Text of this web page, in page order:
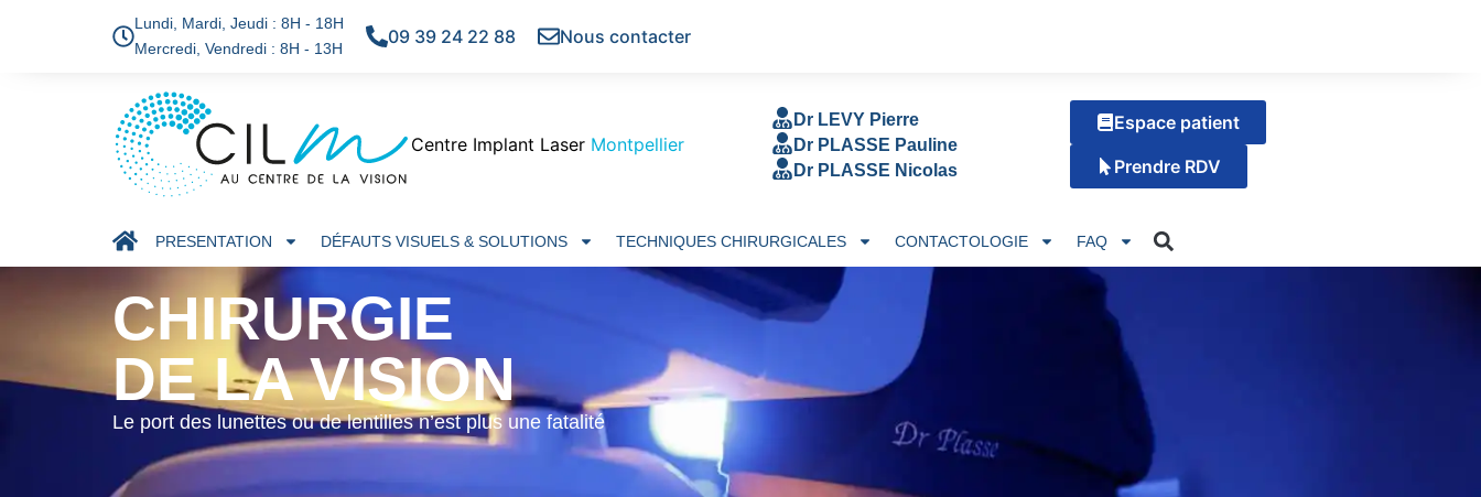
Lundi, Mardi, Jeudi : 8H - 18H
Mercredi, Vendredi : 8H - 13H
09 39 24 22 88 Nous contacter
Centre Implant Laser Montpellier
Dr LEVY Pierre
Dr PLASSE Pauline
Dr PLASSE Nicolas
Espace patient
Prendre RDV
PRESENTATION DÉFAUTS VISUELS & SOLUTIONS TECHNIQUES CHIRURGICALES CONTACTOLOGIE FAQ
CHIRURGIE
DE LA VISION
Le port des lunettes ou de lentilles n’est plus une fatalité